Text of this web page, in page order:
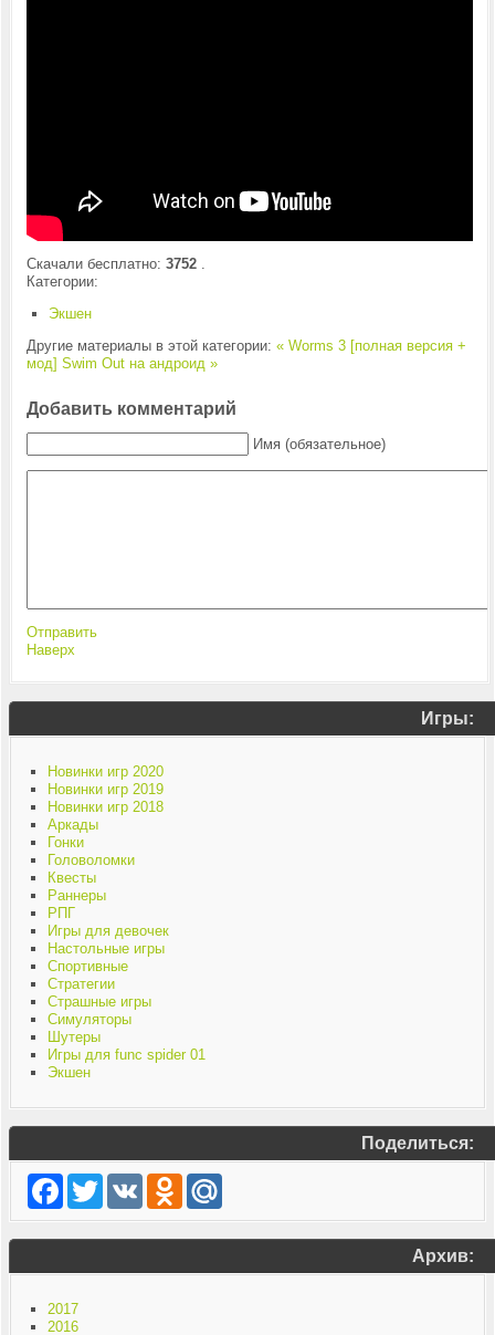
Скачали бесплатно: 3752.
Категории:
Экшен
Другие материалы в этой категории: « Worms 3 [полная версия +
мод] Swim Out на андроид »
Добавить комментарий
Имя (обязательное)
Отправить
Наверх
Игры:
Новинки игр 2020
Новинки игр 2019
Новинки игр 2018
Аркады
Гонки
Головоломки
Квесты
Раннеры
РПГ
Игры для девочек
Настольные игры
Спортивные
Стратегии
Страшные игры
Симуляторы
Шутеры
Игры для func spider 01
Экшен
Поделиться:
Facebook
TwitterVK Odnoklassniki
Mail.Ru
Архив:
2017
2016